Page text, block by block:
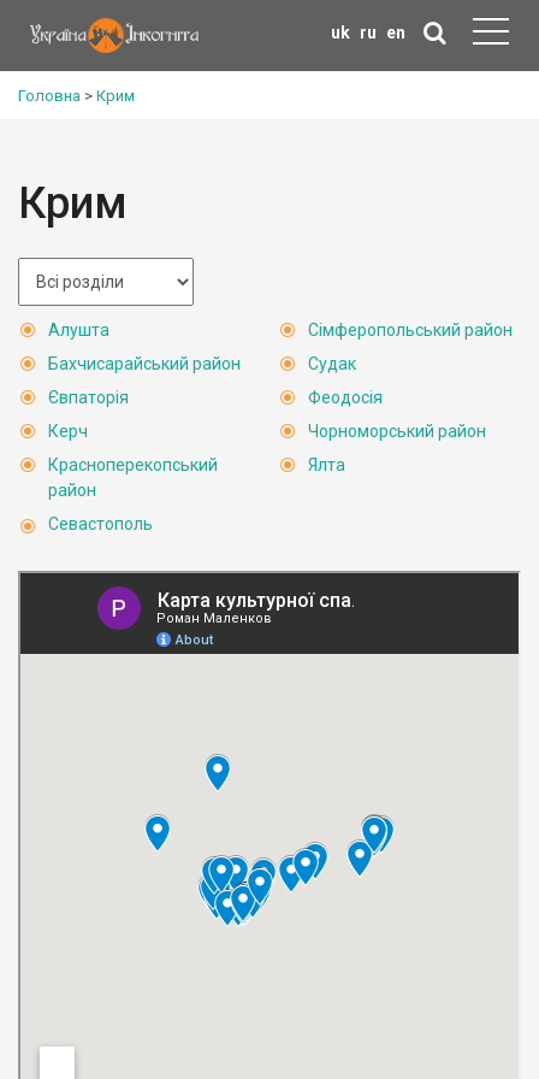
uk ru en
Головна > Крим
Крим
Алушта
Бахчисарайський район
Євпаторія
Керч
Красноперекопський
район
Севастополь
Сімферопольський район
Судак
Феодосія
Чорноморський район
Ялта